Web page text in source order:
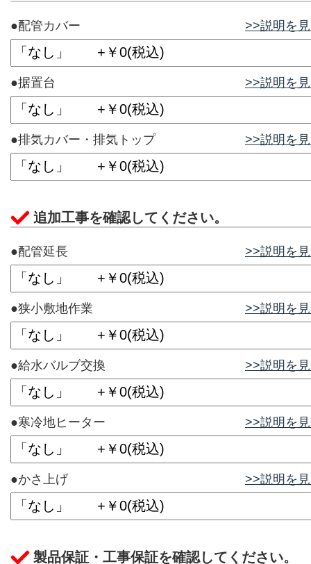
●配管カバー >>説明を
●据置台 >>説明を
●排気カバー・排気トップ >>説明を
追加工事を確認してください。
●配管延長 >>説明を
●狭小敷地作業 >>説明を
●給水バルブ交換 >>説明を
●寒冷地ヒーター >>説明を
●かさ上げ >>説明を
製品保証・工事保証を確認してください。